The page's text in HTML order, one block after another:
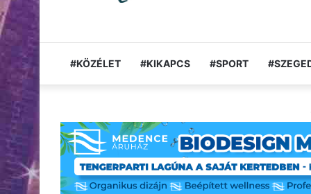
#KÖZÉLET #KIKAPCS #SPORT